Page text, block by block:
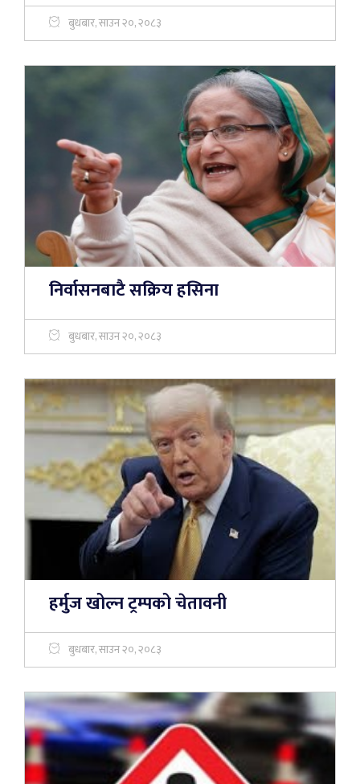
बुधबार, साउन २०, २०८३
निर्वासनबाटै सक्रिय हसिना
बुधबार, साउन २०, २०८३
हर्मुज खोल्न ट्रम्पको चेतावनी
बुधबार, साउन २०, २०८३